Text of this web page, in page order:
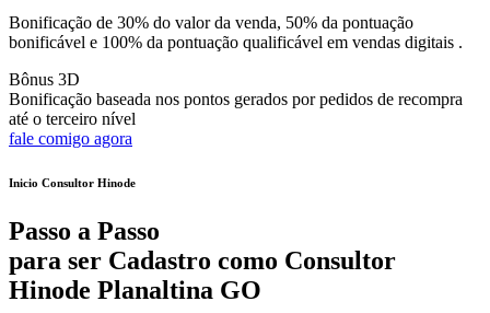
Bonificação de 30% do valor da venda, 50% da pontuação
bonificável e 100% da pontuação qualificável em vendas digitais .
Bônus 3D
Bonificação baseada nos pontos gerados por pedidos de recompra
até o terceiro nível
fale comigo agora
Inicio Consultor Hinode
Passo a Passo
para ser Cadastro como Consultor
Hinode Planaltina GO